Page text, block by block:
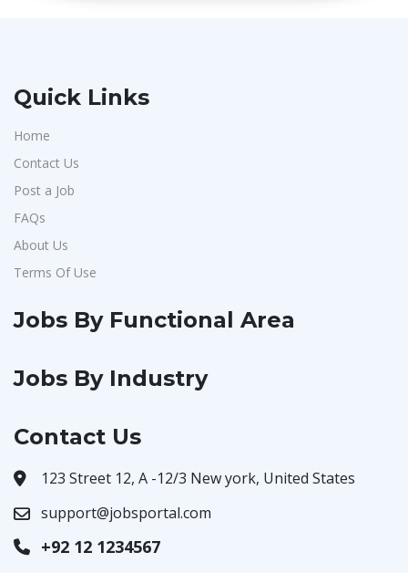
Quick Links
Home
Contact Us
Post a Job
FAQs
About Us
Terms Of Use
Jobs By Functional Area
Jobs By Industry
Contact Us
123 Street 12, A -12/3 New york, United States
support@jobsportal.com
+92 12 1234567